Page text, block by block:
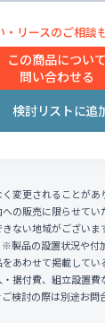
この商品について
問い合わせる
変更されることが
の販売に限らせてい
ない地域がござい
製品の設置状況や付
あわせて掲載して
据付費、組立設置費
検討の際は別途お問